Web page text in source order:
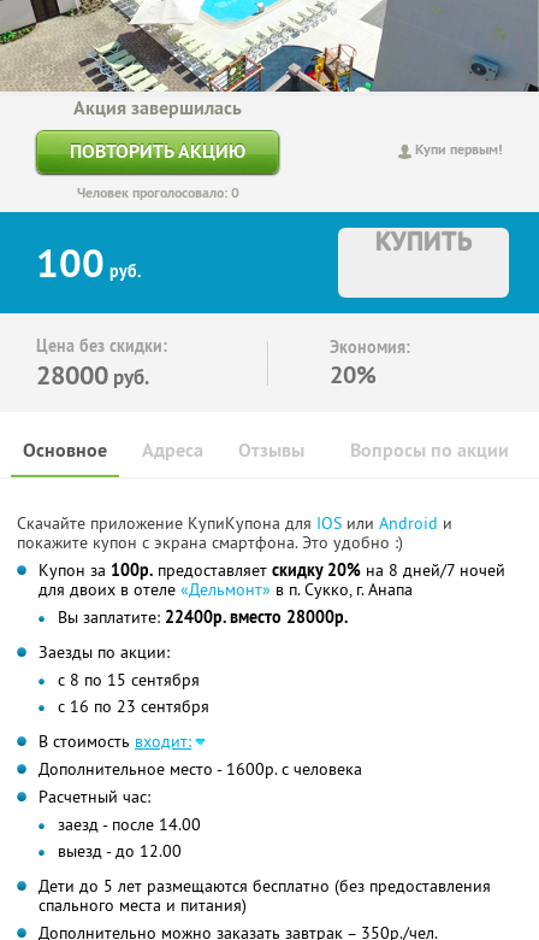
Купи первым!
Акция завершилась
ПОВТОРИТЬ АКЦИЮ
Человек проголосовало: 0
100 руб.
КУПИТЬ
Цена без скидки:
28000 руб.
Экономия:
20%
Основное Отзывы Вопросы по акции
Адреса
Скачайте приложение КупиКупона для IOS или Android и
покажите купон с экрана смартфона. Это удобно :)
Купон за 100р. предоставляет скидку 20% на 8 дней/7 ночей
для двоих в отеле «Дельмонт» в п. Сукко, г. Анапа
Вы заплатите: 22400р. вместо 28000р.
Заезды по акции:
с 8 по 15 сентября
с 16 по 23 сентября
В стоимость входит:
Дополнительное место - 1600р. с человека
Расчетный час:
заезд - после 14.00
выезд - до 12.00
Дети до 5 лет размещаются бесплатно (без предоставления
спального места и питания)
Дополнительно можно заказать завтрак – 350р./чел.